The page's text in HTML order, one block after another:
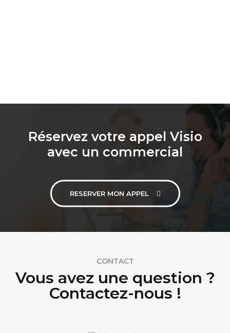
Réservez votre appel Visio
avec un commercial
RESERVER MON APPEL
CONTACT
Vous avez une question ?
Contactez-nous !